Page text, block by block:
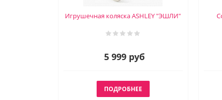
Игрушечная коляска ASHLEY "ЭШЛИ"
5 999 руб
ПОДРОБНЕЕ